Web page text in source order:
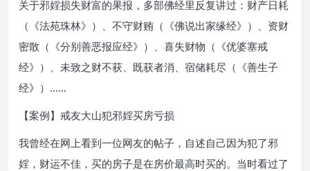
关于邪婬损失财富的果报，多部佛经里反复讲过：财产日耗
（《法苑珠林》）、不守财贿（《佛说出家缘经》）、资财
密散（《分别善恶报应经》）、喜失财物（《优婆塞戒
经》）、未致之财不获、既获者消、宿储耗尽（《善生子
经》）……
【案例】戒友大山犯邪婬买房亏损
我曾经在网上看到一位网友的帖子，自述自己因为犯了邪
婬，财运不佳，买的房子是在房价最高时买的。当时看过了